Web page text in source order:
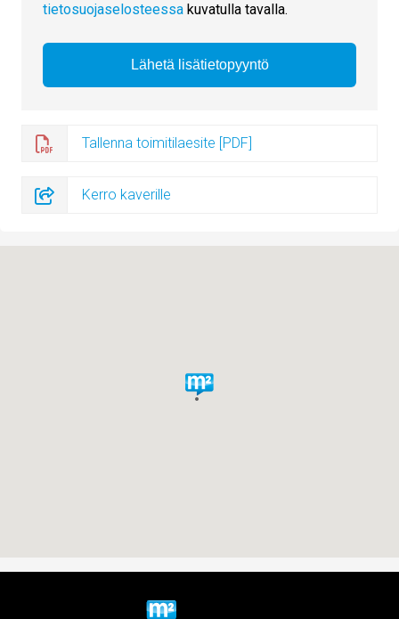
tietosuojaselosteessa kuvatulla tavalla.
Tallenna toimitilaesite [PDF]
Kerro kaverille